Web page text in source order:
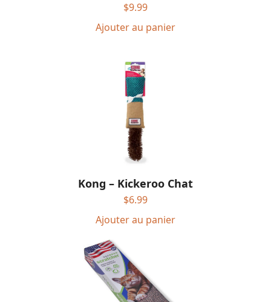
$9.99
Ajouter au panier
Kong – Kickeroo Chat
$6.99
Ajouter au panier